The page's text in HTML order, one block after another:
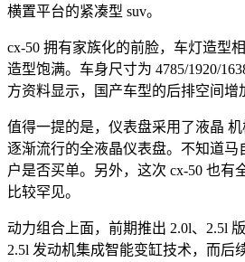
横置平台的紧凑型 suv。
cx-50 拥有家族化的前脸，车灯造型
造型饱满。车身尺寸为 4785/1920/
方资料显示，国产车型的后排空间增
值得一提的是，仪表盘采用了液晶
逐渐流行的全液晶仪表盘。不知道马
户是否买单。另外，这次 cx-50 也有
比较罕见。
动力组合上面，前期推出 2.0l、2.5l
2.5l 发动机集成智能变缸技术，而后